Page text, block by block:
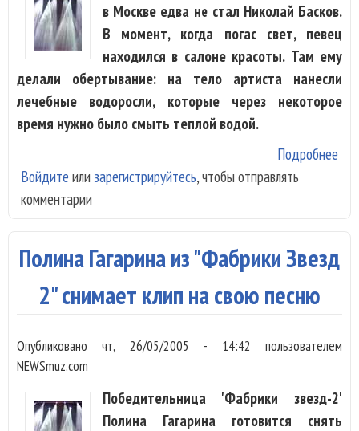
в Москве едва не стал Николай Басков.
В момент, когда погас свет, певец
находился в салоне красоты. Там ему
делали обертывание: на тело артиста нанесли
лечебные водоросли, которые через некоторое
время нужно было смыть теплой водой.
Подробнее
Войдите или зарегистрируйтесь, чтобы отправлять
комментарии
Полина Гагарина из "Фабрики Звезд
2" снимает клип на свою песню
Опубликованочт, 26/05/2005 - 14:42 пользователем
NEWSmuz.com
Победительница 'Фабрики звезд-2'
Полина Гагарина готовится снять